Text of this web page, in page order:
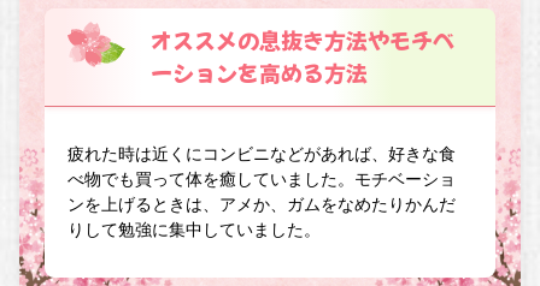
オススメの息抜き方法やモチベ
ーションを高める方法
疲れた時は近くにコンビニなどがあれば、好きな食
べ物でも買って体を癒していました。モチベーショ
ンを上げるときは、アメか、ガムをなめたりかんだ
りして勉強に集中していました。